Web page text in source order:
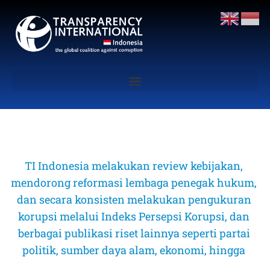
TI Indonesia melakukan review kebijakan,
mendorong reformasi lembaga penegak hukum,
dan secara konsisten melakukan pengukuran
korupsi melalui Indeks Persepsi Korupsi, dan
berbagai publikasi riset lainnya seperti partai
politik, sumber daya alam, ekonomi, hingga